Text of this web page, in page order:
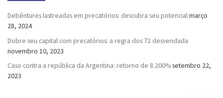
Debêntures lastreadas em precatórios: descubra seu potencialmarço
28, 2024
Dobre seu capital com precatórios: a regra dos 72 desvendada
novembro 10, 2023
Caso contra a república da Argentina: retorno de 8.200%setembro 22,
2023